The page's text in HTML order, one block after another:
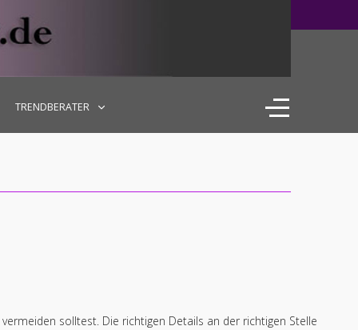
TRENDBERATER
solltest. Die richtigen Details an der richtigen Stelle